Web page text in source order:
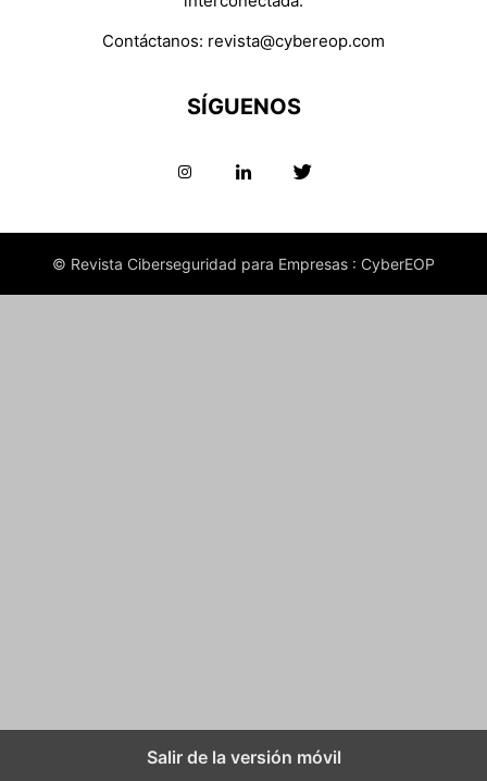
Contáctanos: revista@cybereop.com
SÍGUENOS
© Revista Ciberseguridad para Empresas : CyberEOP
Salir de la versión móvil